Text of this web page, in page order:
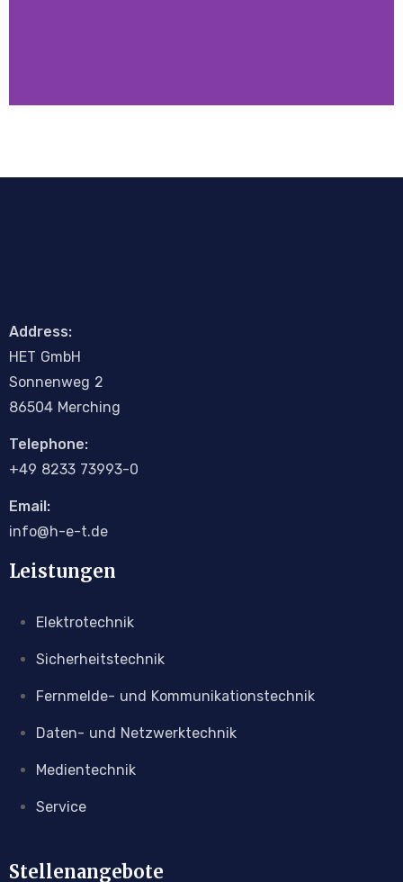
Address:
HET GmbH
Sonnenweg 2
86504 Merching
Telephone:
+49 8233 73993-0
Email:
info@h-e-t.de
Leistungen
Elektrotechnik
Sicherheitstechnik
Fernmelde- und Kommunikationstechnik
Daten- und Netzwerktechnik
Medientechnik
Service
Stellenangebote